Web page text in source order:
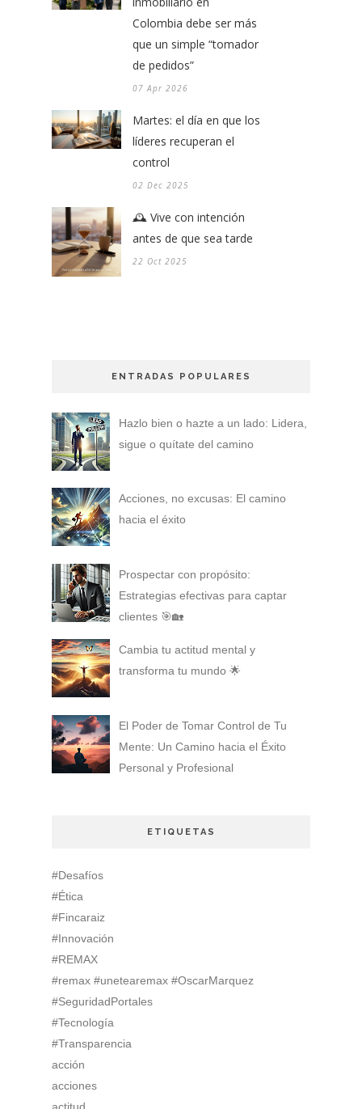
Colombia debe ser más
que un simple “tomador
de pedidos”
07 Apr 2026
Martes: el día en que los
líderes recuperan el
control
02 Dec 2025
🕰️ Vive con intención
antes de que sea tarde
22 Oct 2025
ENTRADAS POPULARES
Hazlo bien o hazte a un lado: Lidera,
sigue o quítate del camino
Acciones, no excusas: El camino
hacia el éxito
Prospectar con propósito:
Estrategias efectivas para captar
clientes 🎯🏡
Cambia tu actitud mental y
transforma tu mundo 🌟
El Poder de Tomar Control de Tu
Mente: Un Camino hacia el Éxito
Personal y Profesional
ETIQUETAS
#Desafíos
#Ética
#Fincaraiz
#Innovación
#REMAX
#remax #unetearemax #OscarMarquez
#SeguridadPortales
#Tecnología
#Transparencia
acción
acciones
actitud